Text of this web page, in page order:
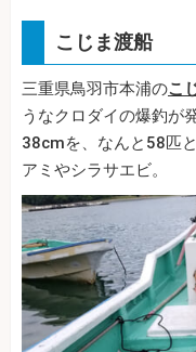
こじま渡船
三重県鳥羽市本浦のこ
うなクロダイの爆釣が
38cmを、なんと58匹
アミやシラサエビ。